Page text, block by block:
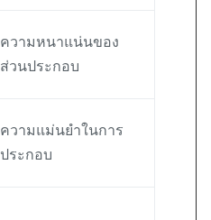
ความหนาแน่นของ
ส่วนประกอบ
ความแม่นยำในการ
ประกอบ